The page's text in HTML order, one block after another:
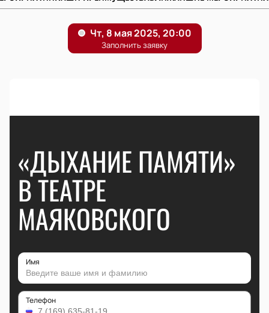
«ДЫХАНИЕ ПАМЯТИ»
В ТЕАТРЕ
МАЯКОВСКОГО
Имя
Телефон